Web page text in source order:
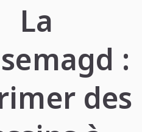
La
:
des